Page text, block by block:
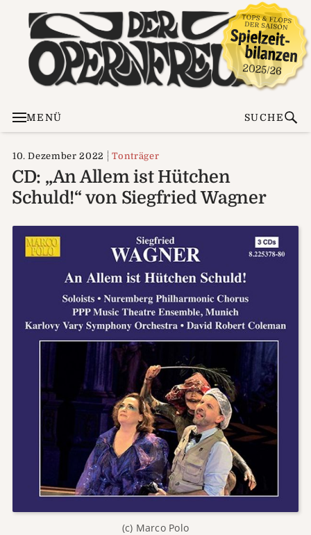
MENÜ SUCHE
10. Dezember 2022 Tonträger
CD: „An Allem ist Hütchen
Schuld!“ von Siegfried Wagner
(c) Marco Polo